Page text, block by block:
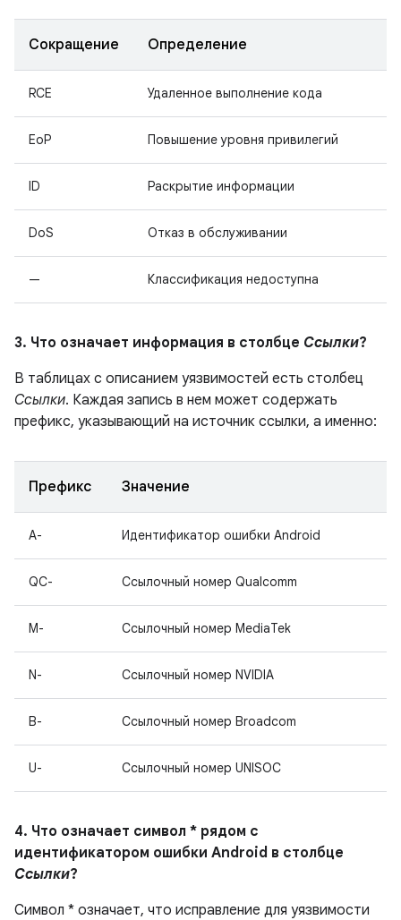
Сокращение Определение
RCE Удаленное выполнение кода
EoP Повышение уровня привилегий
ID Раскрытие информации
DoS Отказ в обслуживании
— Классификация недоступна
3. Что означает информация в столбце Ссылки?
В таблицах с описанием уязвимостей есть столбец
Ссылки. Каждая запись в нем может содержать
префикс, указывающий на источник ссылки, а именно:
Префикс Значение
A- Идентификатор ошибки Android
QC- Ссылочный номер Qualcomm
M- Ссылочный номер MediaTek
N- Ссылочный номер NVIDIA
B- Ссылочный номер Broadcom
U- Ссылочный номер UNISOC
4. Что означает символ * рядом с
идентификатором ошибки Android в столбце
Ссылки?
Символ * означает, что исправление для уязвимости